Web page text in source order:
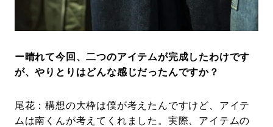
ー晴れて今回、二つのアイテムが完成したわけです
が、やりとりはどんな感じだったんですか？
尾花：構想の大枠は僕が考えたんですけど、アイテ
ムは南くんが考えてくれました。実際、アイテムの